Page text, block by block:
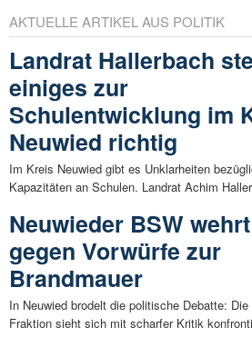
AKTUELLE ARTIKEL AUS POLITIK
Landrat Hallerbach
einiges zur
Schulentwicklung im
Neuwied richtig
Im Kreis Neuwied gibt es Unklarheiten
Kapazitäten an Schulen. Landrat Achim
Neuwieder BSW
gegen Vorwürfe zur
Brandmauer
In Neuwied brodelt die politische Debatte:
Fraktion sieht sich mit scharfer Kritik